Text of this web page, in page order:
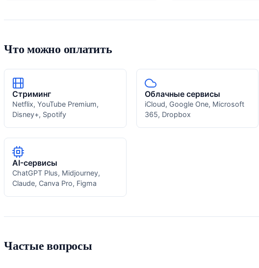
Что можно оплатить
Стриминг
Netflix, YouTube Premium,
Disney+, Spotify
Облачные сервисы
iCloud, Google One, Microsoft
365, Dropbox
AI-сервисы
ChatGPT Plus, Midjourney,
Claude, Canva Pro, Figma
Частые вопросы